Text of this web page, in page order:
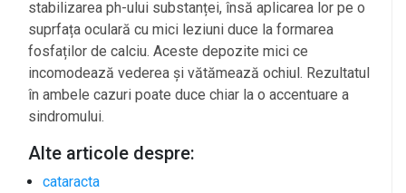
stabilizarea ph-ului substanței, însă aplicarea lor pe o
suprfața oculară cu mici leziuni duce la formarea
fosfaților de calciu. Aceste depozite mici ce
incomodează vederea și vătămează ochiul. Rezultatul
în ambele cazuri poate duce chiar la o accentuare a
sindromului.
Alte articole despre:
cataracta